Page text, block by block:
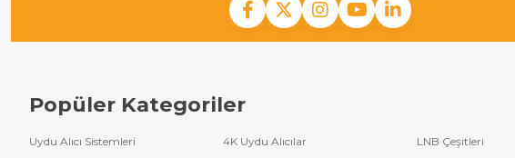
Popüler Kategoriler
Uydu Alıcı Sistemleri 4K Uydu Alıcılar LNB Çeşitleri